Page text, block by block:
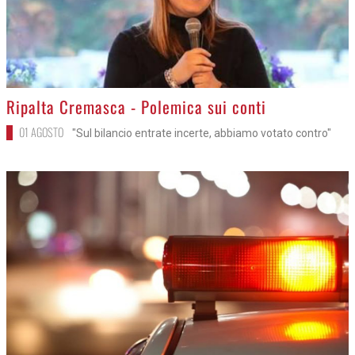
>
Ripalta Cremasca - Polemica sui conti
01 AGOSTO "Sul bilancio entrate incerte, abbiamo votato contro"